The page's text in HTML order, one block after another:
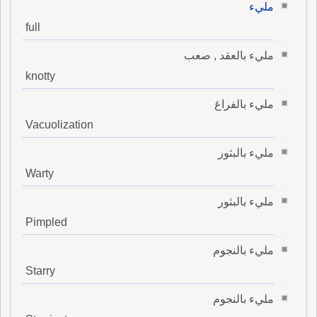
مليء
full
مليء بالعقد , صعب
knotty
مليء بالفراغ
Vacuolization
مليء بالبثور
Warty
مليء بالبثور
Pimpled
مليء بالنجوم
Starry
مليء بالنجوم